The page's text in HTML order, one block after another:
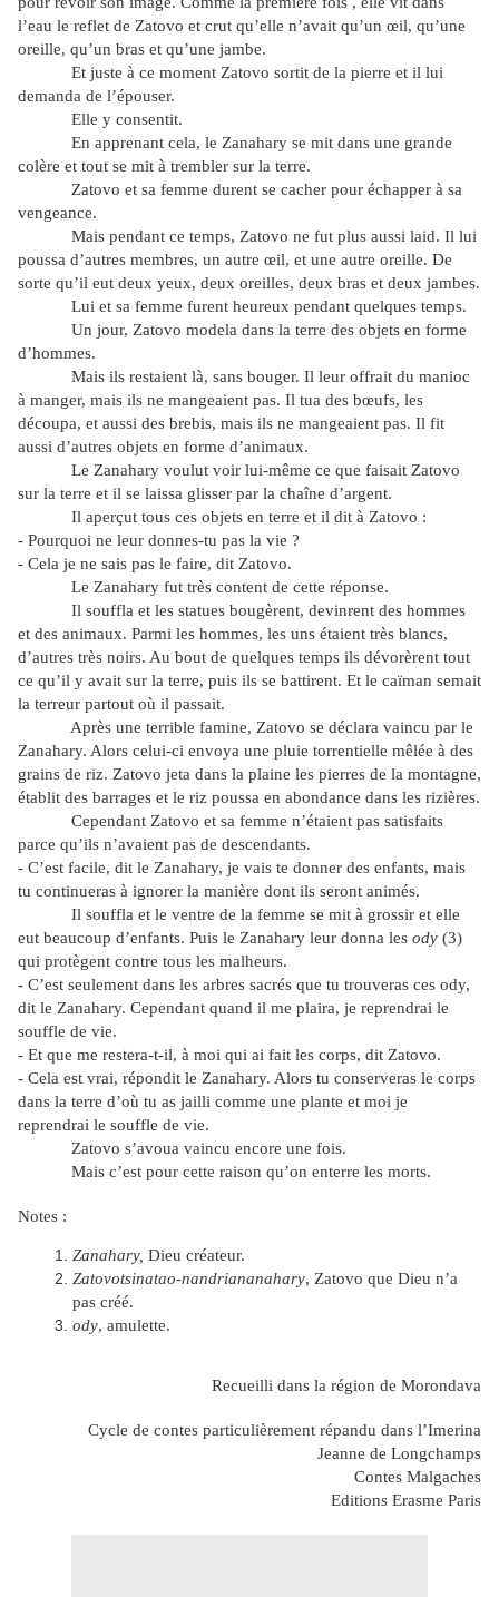
l’eau le reflet de Zatovo et crut qu’elle n’avait qu’un œil, qu’une
oreille, qu’un bras et qu’une jambe.
Et juste à ce moment Zatovo sortit de la pierre et il lui
demanda de l’épouser.
Elle y consentit.
En apprenant cela, le Zanahary se mit dans une grande
colère et tout se mit à trembler sur la terre.
Zatovo et sa femme durent se cacher pour échapper à sa
vengeance.
Mais pendant ce temps, Zatovo ne fut plus aussi laid. Il lui
poussa d’autres membres, un autre œil, et une autre oreille. De
sorte qu’il eut deux yeux, deux oreilles, deux bras et deux jambes.
Lui et sa femme furent heureux pendant quelques temps.
Un jour, Zatovo modela dans la terre des objets en forme
d’hommes.
Mais ils restaient là, sans bouger. Il leur offrait du manioc
à manger, mais ils ne mangeaient pas. Il tua des bœufs, les
découpa, et aussi des brebis, mais ils ne mangeaient pas. Il fit
aussi d’autres objets en forme d’animaux.
Le Zanahary voulut voir lui-même ce que faisait Zatovo
sur la terre et il se laissa glisser par la chaîne d’argent.
Il aperçut tous ces objets en terre et il dit à Zatovo :
- Pourquoi ne leur donnes-tu pas la vie ?
- Cela je ne sais pas le faire, dit Zatovo.
Le Zanahary fut très content de cette réponse.
Il souffla et les statues bougèrent, devinrent des hommes
et des animaux. Parmi les hommes, les uns étaient très blancs,
d’autres très noirs. Au bout de quelques temps ils dévorèrent tout
ce qu’il y avait sur la terre, puis ils se battirent. Et le caïman semait
la terreur partout où il passait.
Après une terrible famine, Zatovo se déclara vaincu par le
Zanahary. Alors celui-ci envoya une pluie torrentielle mêlée à des
grains de riz. Zatovo jeta dans la plaine les pierres de la montagne,
établit des barrages et le riz poussa en abondance dans les rizières.
Cependant Zatovo et sa femme n’étaient pas satisfaits
parce qu’ils n’avaient pas de descendants.
- C’est facile, dit le Zanahary, je vais te donner des enfants, mais
tu continueras à ignorer la manière dont ils seront animés.
Il souffla et le ventre de la femme se mit à grossir et elle
eut beaucoup d’enfants. Puis le Zanahary leur donna les ody (3)
qui protègent contre tous les malheurs.
- C’est seulement dans les arbres sacrés que tu trouveras ces ody,
dit le Zanahary. Cependant quand il me plaira, je reprendrai le
souffle de vie.
- Et que me restera-t-il, à moi qui ai fait les corps, dit Zatovo.
- Cela est vrai, répondit le Zanahary. Alors tu conserveras le corps
dans la terre d’où tu as jailli comme une plante et moi je
reprendrai le souffle de vie.
Zatovo s’avoua vaincu encore une fois.
Mais c’est pour cette raison qu’on enterre les morts.
Notes :
Zanahary, Dieu créateur.
Zatovotsinatao-nandriananahary, Zatovo que Dieu n’a
pas créé.
ody, amulette.
Recueilli dans la région de Morondava
Cycle de contes particulièrement répandu dans l’Imerina
Jeanne de Longchamps
Contes Malgaches
Editions Erasme Paris